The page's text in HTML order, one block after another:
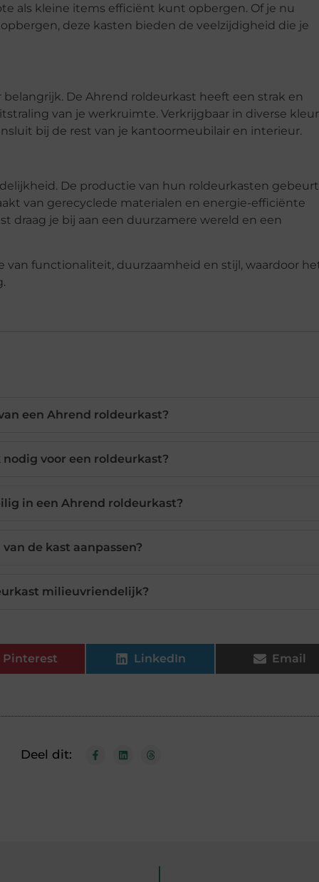
als kleine items efficiënt kunt opbergen. Of je nu
deze kasten bieden de veelzijdigheid die je
De Ahrend roldeurkast heeft een strak en
van je werkruimte. Verkrijgbaar in diverse
bij de rest van je kantoormeubilair en interieur.
De productie van hun roldeurkasten gebeurt
van gerecyclede materialen en energie-efficiënte
draag je bij aan een duurzamere wereld en een
functionaliteit, duurzaamheid en stijl, waardoor
een Ahrend roldeurkast?
voor een roldeurkast?
in een Ahrend roldeurkast?
de kast aanpassen?
milieuvriendelijk?
Pinterest LinkedIn Email
Deel dit: